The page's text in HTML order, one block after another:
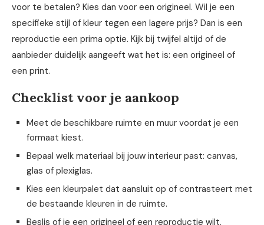
voor te betalen? Kies dan voor een origineel. Wil je een
specifieke stijl of kleur tegen een lagere prijs? Dan is een
reproductie een prima optie. Kijk bij twijfel altijd of de
aanbieder duidelijk aangeeft wat het is: een origineel of
een print.
Checklist voor je aankoop
Meet de beschikbare ruimte en muur voordat je een
formaat kiest.
Bepaal welk materiaal bij jouw interieur past: canvas,
glas of plexiglas.
Kies een kleurpalet dat aansluit op of contrasteert met
de bestaande kleuren in de ruimte.
Beslis of je een origineel of een reproductie wilt.